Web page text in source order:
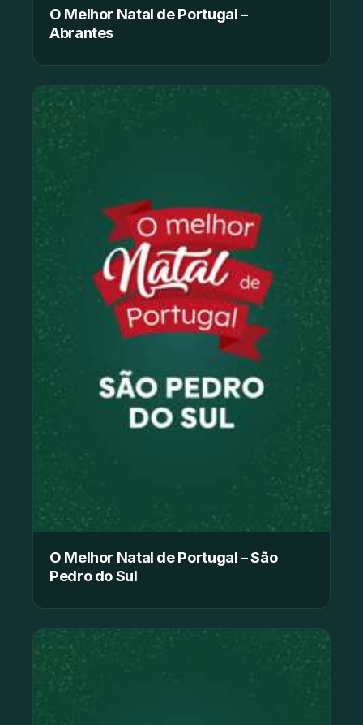
O Melhor Natal de Portugal –
Abrantes
O Melhor Natal de Portugal – São
Pedro do Sul